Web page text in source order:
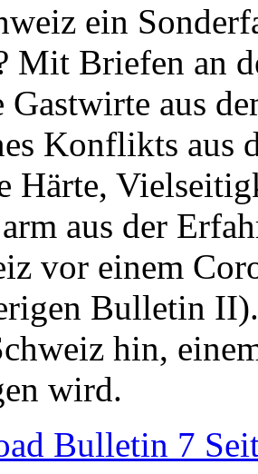
ein
Mit Briefen an
Gastwirte aus
Konflikts aus
Härte,
aus der
vor einem
Bulletin
hin,
wird.
Bulletin 7